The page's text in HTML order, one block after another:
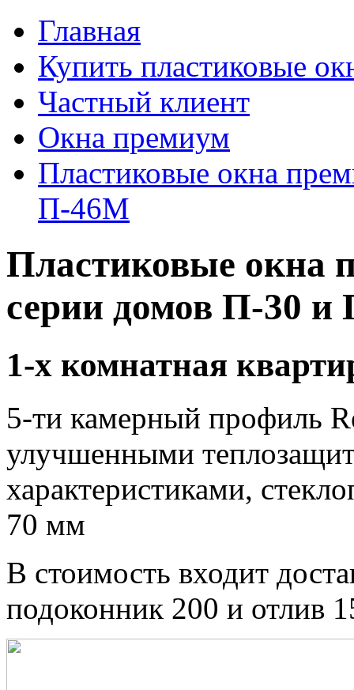
Главная
Купить пластиковые
Частный клиент
Окна премиум
Пластиковые окна
П-46М
Пластиковые окна
серии домов П-30
1-х комнатная
5-ти камерный профиль
улучшенными
характеристиками,
70 мм
В стоимость входит
подоконник 200 и отлив